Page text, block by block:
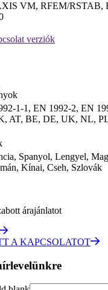
VM, RFEM/RSTAB,
verziók
1-1, EN 1992-2, EN
AT, BE, DE, UK, NL,
Spanyol, Lengyel,
Kínai, Cseh, Szlovák
árajánlatot
A KAPCSOLATOT